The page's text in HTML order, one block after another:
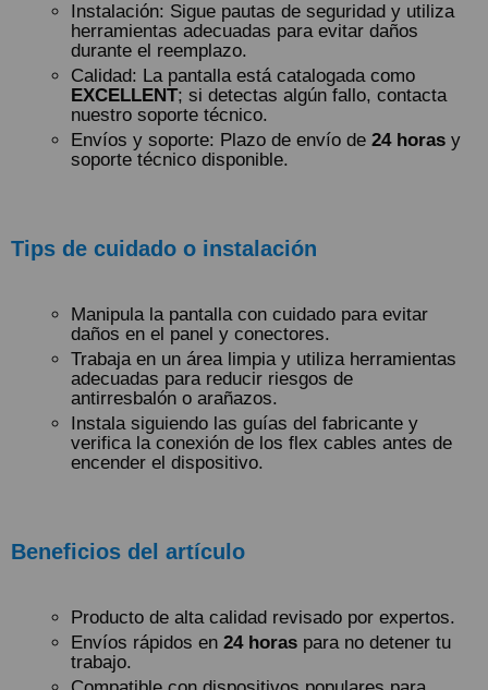
Instalación: Sigue pautas de seguridad y utiliza
herramientas adecuadas para evitar daños
durante el reemplazo.
Calidad: La pantalla está catalogada como
EXCELLENT; si detectas algún fallo, contacta
nuestro soporte técnico.
Envíos y soporte: Plazo de envío de 24 horas y
soporte técnico disponible.
Tips de cuidado o instalación
Manipula la pantalla con cuidado para evitar
daños en el panel y conectores.
Trabaja en un área limpia y utiliza herramientas
adecuadas para reducir riesgos de
antirresbalón o arañazos.
Instala siguiendo las guías del fabricante y
verifica la conexión de los flex cables antes de
encender el dispositivo.
Beneficios del artículo
Producto de alta calidad revisado por expertos.
Envíos rápidos en 24 horas para no detener tu
trabajo.